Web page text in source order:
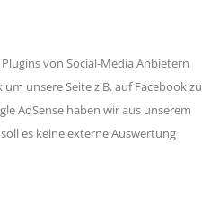
von Social-Media Anbietern
unsere Seite z.B. auf Facebook zu
AdSense haben wir aus unserem
es keine externe Auswertung